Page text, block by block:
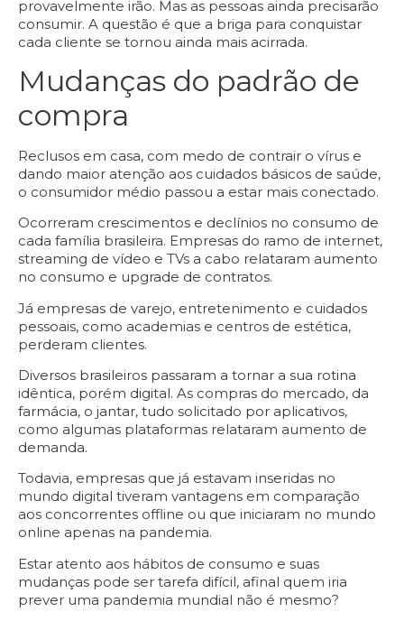
provavelmente irão. Mas as pessoas ainda precisarão
consumir. A questão é que a briga para conquistar
cada cliente se tornou ainda mais acirrada.
Mudanças do padrão de
compra
Reclusos em casa, com medo de contrair o vírus e
dando maior atenção aos cuidados básicos de saúde,
o consumidor médio passou a estar mais conectado.
Ocorreram crescimentos e declínios no consumo de
cada família brasileira. Empresas do ramo de internet,
streaming de vídeo e TVs a cabo relataram aumento
no consumo e upgrade de contratos.
Já empresas de varejo, entretenimento e cuidados
pessoais, como academias e centros de estética,
perderam clientes.
Diversos brasileiros passaram a tornar a sua rotina
idêntica, porém digital. As compras do mercado, da
farmácia, o jantar, tudo solicitado por aplicativos,
como algumas plataformas relataram aumento de
demanda.
Todavia, empresas que já estavam inseridas no
mundo digital tiveram vantagens em comparação
aos concorrentes offline ou que iniciaram no mundo
online apenas na pandemia.
Estar atento aos hábitos de consumo e suas
mudanças pode ser tarefa difícil, afinal quem iria
prever uma pandemia mundial não é mesmo?